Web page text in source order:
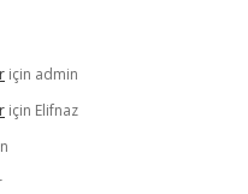
için admin
için Elifnaz